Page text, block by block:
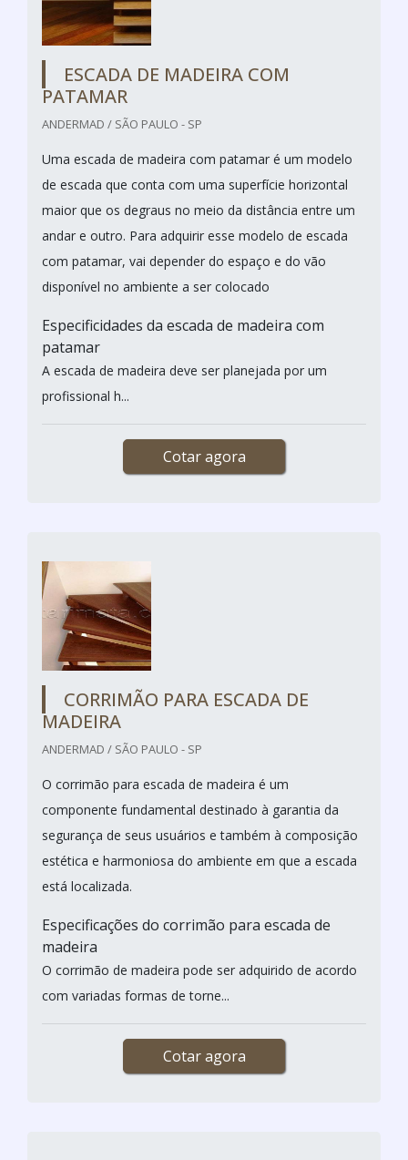
ESCADA DE MADEIRA COM
PATAMAR
ANDERMAD / SÃO PAULO - SP
Uma escada de madeira com patamar é um modelo
de escada que conta com uma superfície horizontal
maior que os degraus no meio da distância entre um
andar e outro. Para adquirir esse modelo de escada
com patamar, vai depender do espaço e do vão
disponível no ambiente a ser colocado
Especificidades da escada de madeira com
patamar
A escada de madeira deve ser planejada por um
profissional h...
Cotar agora
CORRIMÃO PARA ESCADA DE
MADEIRA
ANDERMAD / SÃO PAULO - SP
O corrimão para escada de madeira é um
componente fundamental destinado à garantia da
segurança de seus usuários e também à composição
estética e harmoniosa do ambiente em que a escada
está localizada.
Especificações do corrimão para escada de
madeira
O corrimão de madeira pode ser adquirido de acordo
com variadas formas de torne...
Cotar agora